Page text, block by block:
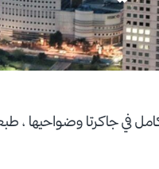
في جاكرتا وضواحيها ،